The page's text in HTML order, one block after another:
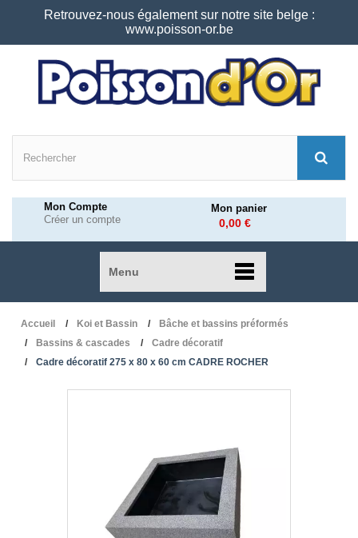
Retrouvez-nous également sur notre site belge :
www.poisson-or.be
Mon Compte
Créer un compte
Mon panier
0,00 €
Menu
Accueil Koi et Bassin
Bâche et bassins préformés
Bassins & cascades
Cadre décoratif
Cadre décoratif 275 x 80 x 60 cm CADRE ROCHER